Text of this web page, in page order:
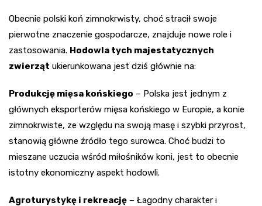
Obecnie polski koń zimnokrwisty, choć stracił swoje
pierwotne znaczenie gospodarcze, znajduje nowe role i
zastosowania. Hodowla tych majestatycznych
zwierząt ukierunkowana jest dziś głównie na:
Produkcję mięsa końskiego – Polska jest jednym z
głównych eksporterów mięsa końskiego w Europie, a konie
zimnokrwiste, ze względu na swoją masę i szybki przyrost,
stanowią główne źródło tego surowca. Choć budzi to
mieszane uczucia wśród miłośników koni, jest to obecnie
istotny ekonomiczny aspekt hodowli.
Agroturystykę i rekreację – Łagodny charakter i